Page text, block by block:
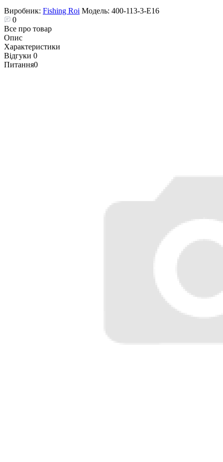
Виробник: Fishing Roi Модель: 400-113-3-E16
0
Все про товар
Опис
Характеристики
Відгуки 0
Питання0